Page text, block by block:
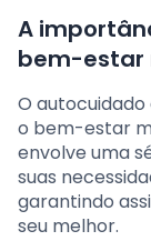
A
bem-estar
O
o bem-estar
envolve uma
suas
garantindo
seu melhor.